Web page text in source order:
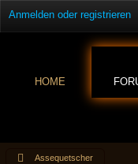
Anmelden oder registrieren
HOME
Assequetscher